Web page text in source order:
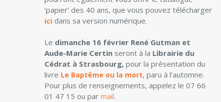
’papier’ des 40 ans, que vous pouvez télécharger
ici dans sa version numérique.
Le dimanche 16 février René Gutman et
Aude-Marie Certin seront à la Librairie du
Cédrat à Strasbourg, pour la présentation du
livre Le Baptême ou la mort, paru à l’automne.
Pour plus de renseignements, appelez le 07 66
01 47 15 ou par mail.